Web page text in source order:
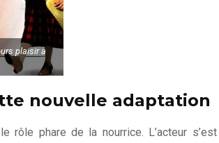
plaisir à
nouvelle adaptation
rôle phare de la nourrice. L’acteur